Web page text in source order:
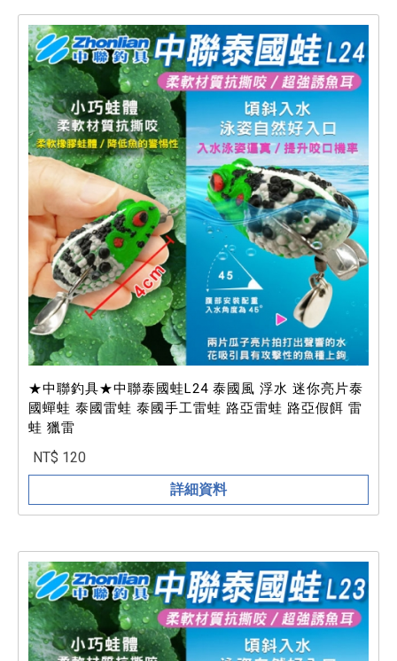
★中聯釣具★中聯泰國蛙L24 泰國風 浮水 迷你亮片泰
國蟬蛙 泰國雷蛙 泰國手工雷蛙 路亞雷蛙 路亞假餌 雷
蛙 獵雷
NT$ 120
詳細資料